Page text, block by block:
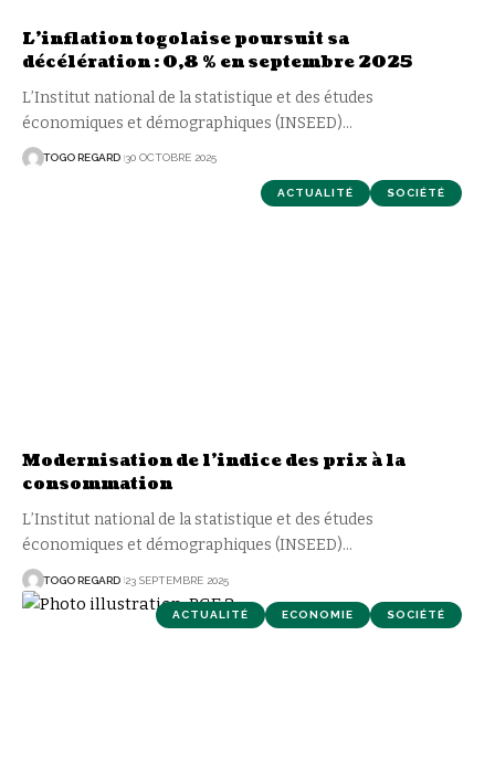
L’inflation togolaise poursuit sa
décélération : 0,8 % en septembre 2025
L’Institut national de la statistique et des études
économiques et démographiques (INSEED)…
TOGO REGARD 30 OCTOBRE 2025
ACTUALITÉ SOCIÉTÉ
Modernisation de l’indice des prix à la
consommation
L’Institut national de la statistique et des études
économiques et démographiques (INSEED)…
TOGO REGARD 23 SEPTEMBRE 2025
ACTUALITÉ ECONOMIE SOCIÉTÉ